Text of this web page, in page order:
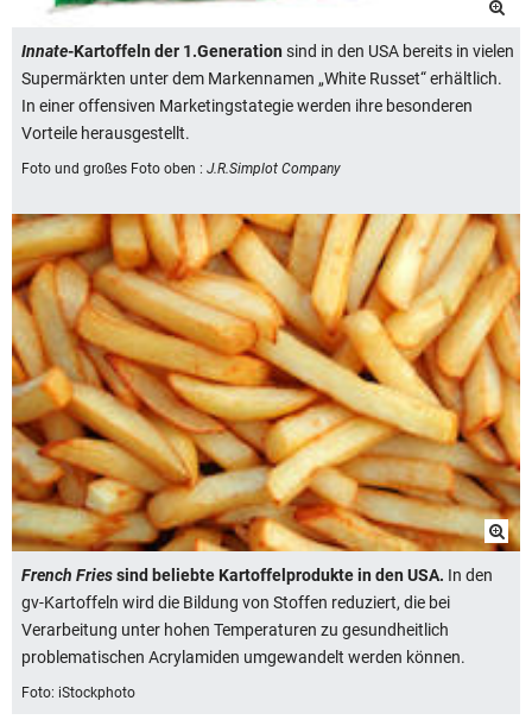
Innate-Kartoffeln der 1.Generationsind in den USA bereits in vielen
Supermärkten unter dem Markennamen „White Russet“ erhältlich.
In einer offensiven Marketingstategie werden ihre besonderen
Vorteile herausgestellt.
Foto und großes Foto oben : J.R.Simplot Company
French Friessind beliebte Kartoffelprodukte in den USA. In den
gv-Kartoffeln wird die Bildung von Stoffen reduziert, die bei
Verarbeitung unter hohen Temperaturen zu gesundheitlich
problematischen Acrylamiden umgewandelt werden können.
Foto: iStockphoto